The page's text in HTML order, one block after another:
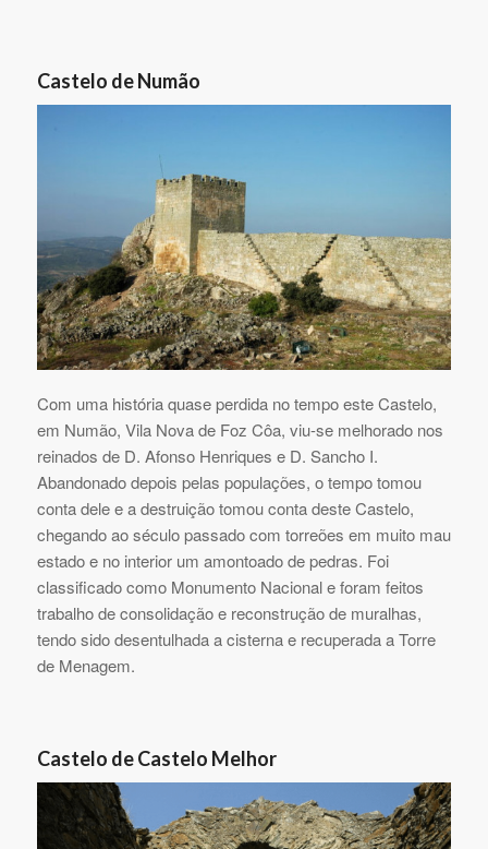
Castelo de Numão
Com uma história quase perdida no tempo este Castelo,
em Numão, Vila Nova de Foz Côa, viu-se melhorado nos
reinados de D. Afonso Henriques e D. Sancho I.
Abandonado depois pelas populações, o tempo tomou
conta dele e a destruição tomou conta deste Castelo,
chegando ao século passado com torreões em muito mau
estado e no interior um amontoado de pedras. Foi
classificado como Monumento Nacional e foram feitos
trabalho de consolidação e reconstrução de muralhas,
tendo sido desentulhada a cisterna e recuperada a Torre
de Menagem.
Castelo de Castelo Melhor